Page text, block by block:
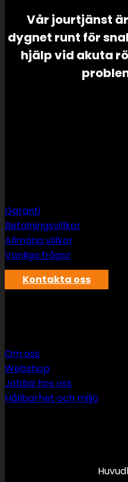
Vår jourtjänst
dygnet runt för
hjälp vid akuta
Garanti
Betalningsvillkor
Allmäna villkor
Vanliga frågor
Kontakta oss
Om oss
Webshop
Jobba hos oss
Hållbarhet och miljö